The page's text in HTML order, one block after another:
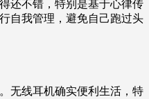
还不错，特别是基于心律传
自我管理，避免自己跑过头
无线耳机确实便利生活，特